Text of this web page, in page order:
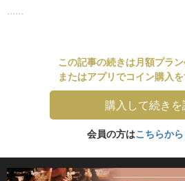
......
この記事の続きは月額プラン
またはアプリでコイン購入
購入して続きを
会員の方はこちらか